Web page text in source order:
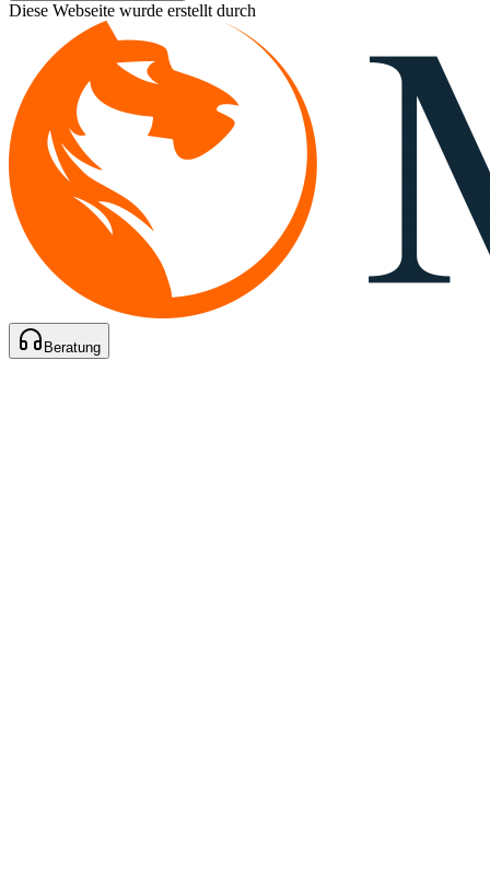
Diese Webseite wurde erstellt durch
Beratung